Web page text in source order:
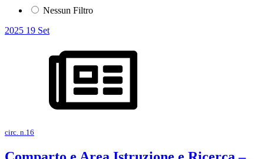
Nessun Filtro
2025 19 Set
circ. n.16